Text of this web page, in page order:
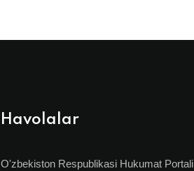
Havolalar
O'zbekiston Respublikasi Hukumat Portali